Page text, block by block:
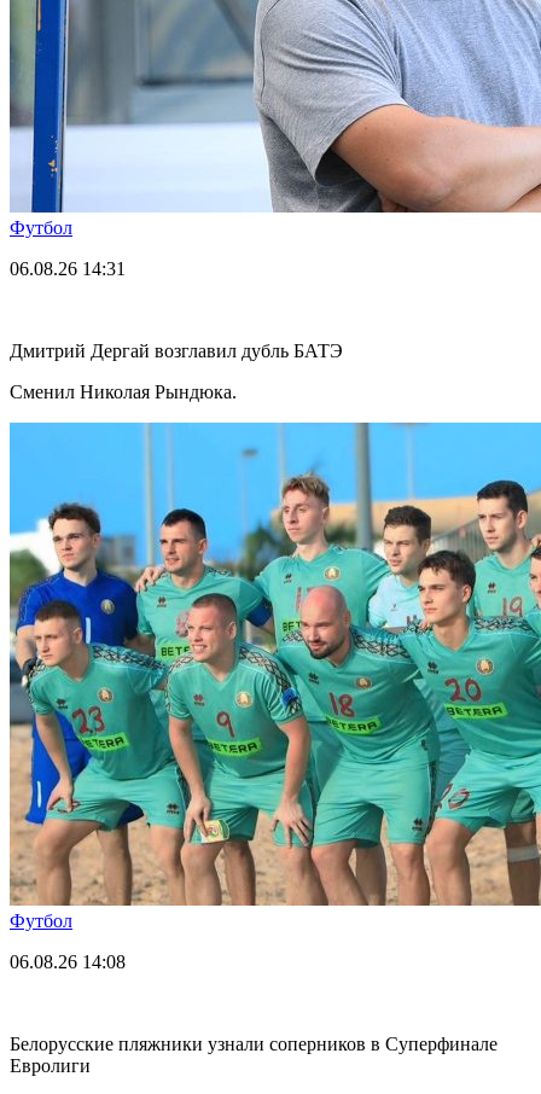
Футбол
06.08.26 14:31
Дмитрий Дергай возглавил дубль БАТЭ
Сменил Николая Рындюка.
Футбол
06.08.26 14:08
Белорусские пляжники узнали соперников в Суперфинале
Евролиги